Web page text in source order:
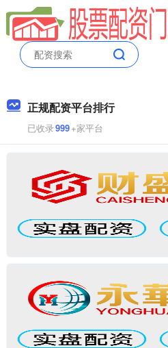
正规配资平台排行
已收录999+家平台